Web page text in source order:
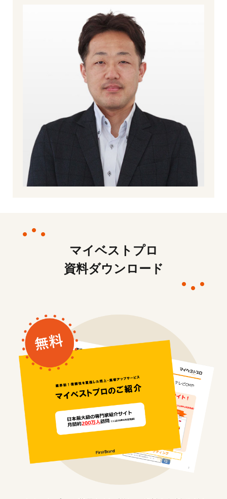
マイベストプロ
資料ダウンロード